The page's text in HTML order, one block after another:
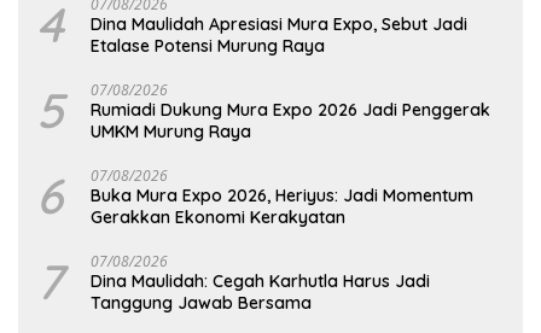
4
Dina Maulidah Apresiasi Mura Expo, Sebut Jadi
Etalase Potensi Murung Raya
5 07/08/2026
Rumiadi Dukung Mura Expo 2026 Jadi Penggerak
UMKM Murung Raya
6 07/08/2026
Buka Mura Expo 2026, Heriyus: Jadi Momentum
Gerakkan Ekonomi Kerakyatan
7 07/08/2026
Dina Maulidah: Cegah Karhutla Harus Jadi
Tanggung Jawab Bersama